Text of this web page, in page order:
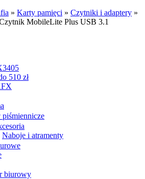
» Karty pamięci » Czytniki i adaptery »
MobileLite Plus USB 3.1
510 zł
piśmiennicze
Naboje i atramenty
biurowy